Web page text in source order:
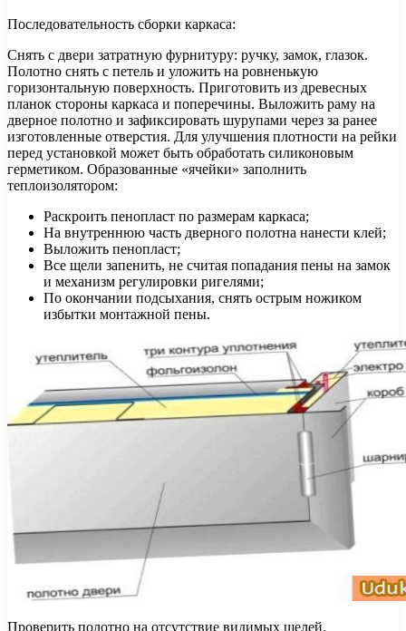
Последовательность сборки каркаса:
Снять с двери затратную фурнитуру: ручку, замок, глазок.
Полотно снять с петель и уложить на ровненькую
горизонтальную поверхность. Приготовить из древесных
планок стороны каркаса и поперечины. Выложить раму на
дверное полотно и зафиксировать шурупами через за ранее
изготовленные отверстия. Для улучшения плотности на рейки
перед установкой может быть обработать силиконовым
герметиком. Образованные «ячейки» заполнить
теплоизолятором:
Раскроить пенопласт по размерам каркаса;
На внутреннюю часть дверного полотна нанести клей;
Выложить пенопласт;
Все щели запенить, не считая попадания пены на замок
и механизм регулировки ригелями;
По окончании подсыхания, снять острым ножиком
избытки монтажной пены.
Проверить полотно на отсутствие видимых щелей.